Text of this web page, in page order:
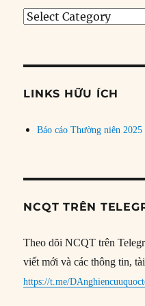
Tìm
đề
LINKS HỮU ÍCH
Báo cáo Thường niên
NCQT TRÊN
Theo dõi NCQT trên
viết mới và các thông tin,
https://t.me/